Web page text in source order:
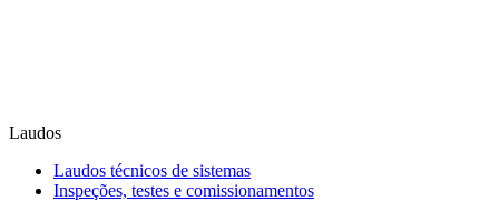
Laudos
Laudos técnicos de sistemas
Inspeções, testes e comissionamentos